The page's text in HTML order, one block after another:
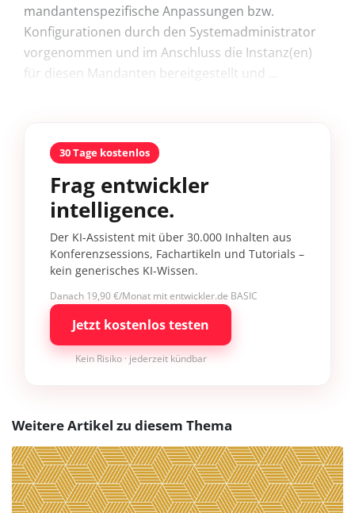
mandantenspezifische Anpassungen bzw.
Konfigurationen durch den Systemadministrator
vorgenommen und im Anschluss die Instanz(en)
für diesen Mandanten bereitgestellt und ...
30 Tage kostenlos
Frag entwickler
intelligence.
Der KI-Assistent mit über 30.000 Inhalten aus
Konferenzsessions, Fachartikeln und Tutorials –
kein generisches KI-Wissen.
Danach 19,90 €/Monat mit entwickler.de BASIC
Jetzt kostenlos testen
Kein Risiko · jederzeit kündbar
Weitere Artikel zu diesem Thema